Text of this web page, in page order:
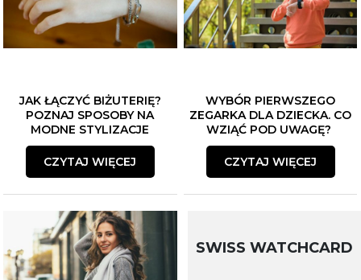
JAK ŁĄCZYĆ BIŻUTERIĘ?
POZNAJ SPOSOBY NA
MODNE STYLIZACJE
CZYTAJ WIĘCEJ
WYBÓR PIERWSZEGO
ZEGARKA DLA DZIECKA. CO
WZIĄĆ POD UWAGĘ?
CZYTAJ WIĘCEJ
SWISS WATCHCARD